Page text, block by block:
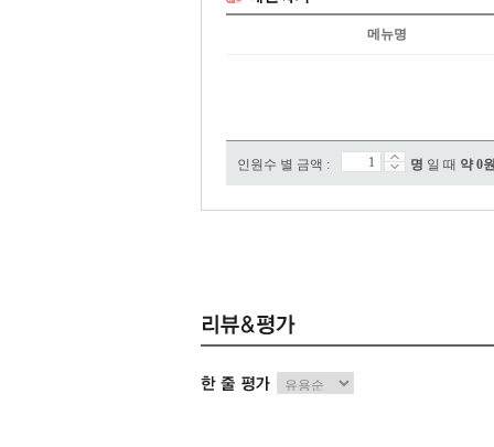
메뉴명
인원수 별 금액 : 명 일 때 약0